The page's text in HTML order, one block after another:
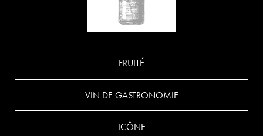
FRUITÉ
VIN DE GASTRONOMIE
ICÔNE